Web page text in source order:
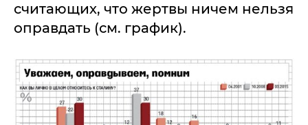
считающих, что жертвы ничем нельзя
оправдать (см. график).